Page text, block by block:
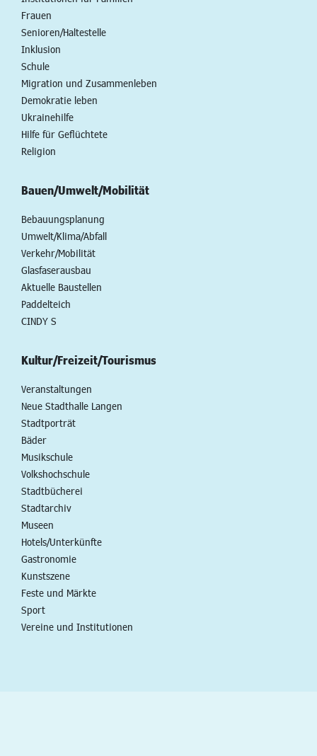
Frauen
Senioren/Haltestelle
Inklusion
Schule
Migration und Zusammenleben
Demokratie leben
Ukrainehilfe
Hilfe für Geflüchtete
Religion
Bauen/Umwelt/Mobilität
Bebauungsplanung
Umwelt/Klima/Abfall
Verkehr/Mobilität
Glasfaserausbau
Aktuelle Baustellen
Paddelteich
CINDY S
Kultur/Freizeit/Tourismus
Veranstaltungen
Neue Stadthalle Langen
Stadtporträt
Bäder
Musikschule
Volkshochschule
Stadtbücherei
Stadtarchiv
Museen
Hotels/Unterkünfte
Gastronomie
Kunstszene
Feste und Märkte
Sport
Vereine und Institutionen